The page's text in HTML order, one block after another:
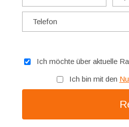
Ich möchte über aktuelle
Ich bin mit den